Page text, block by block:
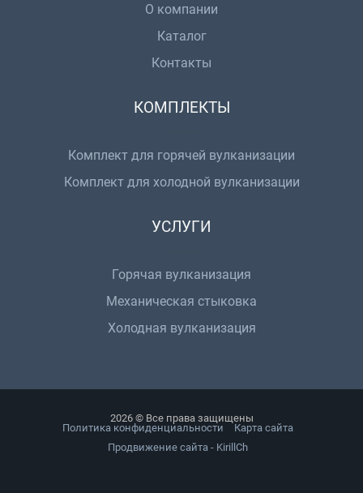
О компании
Каталог
Контакты
КОМПЛЕКТЫ
Комплект для горячей вулканизации
Комплект для холодной вулканизации
УСЛУГИ
Горячая вулканизация
Механическая стыковка
Холодная вулканизация
2026 © Все права защищены
Политика конфиденциальности
Карта сайта
Продвижение сайта - KirillCh